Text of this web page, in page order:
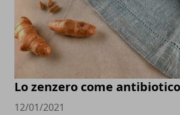
Lo zenzero come
12/01/2021